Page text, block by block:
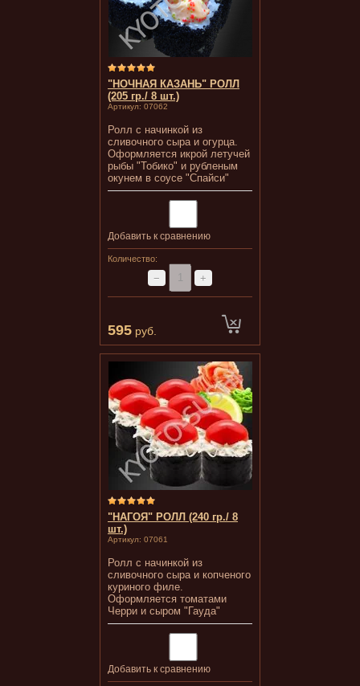
"НОЧНАЯ КАЗАНЬ" РОЛЛ
(205 гр./ 8 шт.)
Артикул: 07062
Ролл с начинкой из
сливочного сыра и огурца.
Оформляется икрой летучей
рыбы "Тобико" и рубленым
окунем в соусе "Спайси"
Добавить к сравнению
Количество:
− +
595 руб.
"НАГОЯ" РОЛЛ (240 гр./ 8
шт.)
Артикул: 07061
Ролл с начинкой из
сливочного сыра и копченого
куриного филе.
Оформляется томатами
Черри и сыром "Гауда"
Добавить к сравнению